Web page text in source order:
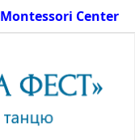
Montessori Center